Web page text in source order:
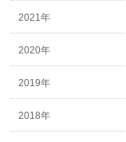
2021年
2020年
2019年
2018年